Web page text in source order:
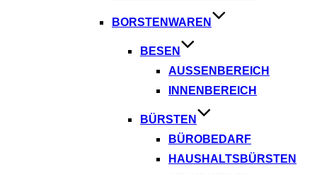
BORSTENWAREN
BESEN
AUSSENBEREICH
INNENBEREICH
BÜRSTEN
BÜROBEDARF
HAUSHALTSBÜRSTEN